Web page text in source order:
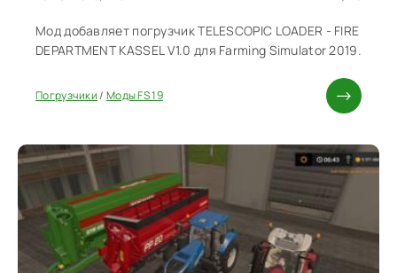
Мод добавляет погрузчик TELESCOPIC LOADER - FIRE
DEPARTMENT KASSEL V1.0 для Farming Simulator 2019.
Погрузчики/ Моды FS 19